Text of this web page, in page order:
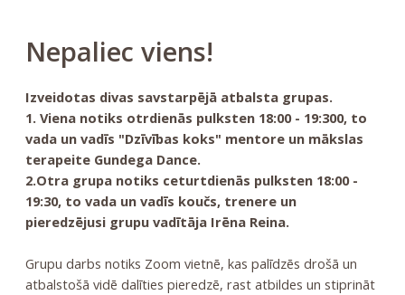
Nepaliec viens!
Izveidotas divas savstarpējā atbalsta grupas.
1. Viena notiks otrdienās pulksten 18:00 - 19:300, to
vada un vadīs "Dzīvības koks" mentore un mākslas
terapeite Gundega Dance.
2.Otra grupa notiks ceturtdienās pulksten 18:00 -
19:30, to vada un vadīs koučs, trenere un
pieredzējusi grupu vadītāja Irēna Reina.
Grupu darbs notiks Zoom vietnē, kas palīdzēs drošā un
atbalstošā vidē dalīties pieredzē, rast atbildes un stiprināt